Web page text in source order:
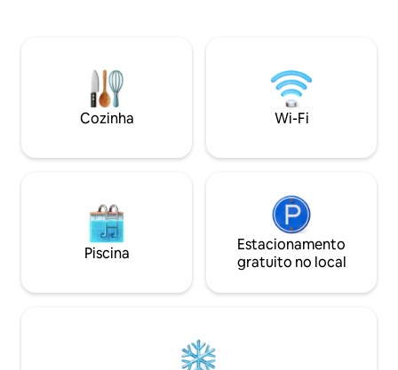
registrados podem pernoitar. Os
visitantes devem ser aprovados com
antecedência. Contato disponível 24
horas via mensagens da plataforma de
saboreie
torne-se parte da
nos tornar sua
vindo à sua casa
Cozinha Wi-Fi
Piscina
Estacionamento
gratuito no local